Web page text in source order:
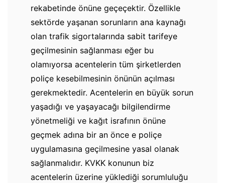
rekabetinde önüne geçeçektir. Özellikle
sektörde yaşanan sorunların ana kaynağı
olan trafik sigortalarında sabit tarifeye
geçilmesinin sağlanması eğer bu
olamıyorsa acentelerin tüm şirketlerden
poliçe kesebilmesinin önünün açılması
gerekmektedir. Acentelerin en büyük sorun
yaşadığı ve yaşayacağı bilgilendirme
yönetmeliği ve kağıt israfının önüne
geçmek adına bir an önce e poliçe
uygulamasına geçilmesine yasal olanak
sağlanmalıdır. KVKK konunun biz
acentelerin üzerine yüklediği sorumluluğu